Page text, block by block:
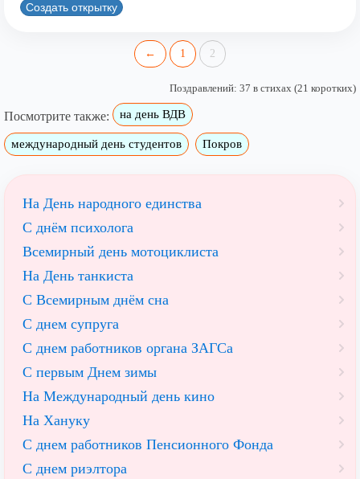
Создать открытку
← 1 2
Поздравлений: 37 в стихах (21 коротких)
Посмотрите также: на день ВДВ
международный день студентов Покров
На День народного единства
С днём психолога
Всемирный день мотоциклиста
На День танкиста
С Всемирным днём сна
С днем супруга
С днем работников органа ЗАГСа
С первым Днем зимы
На Международный день кино
На Хануку
С днем работников Пенсионного Фонда
С днем риэлтора